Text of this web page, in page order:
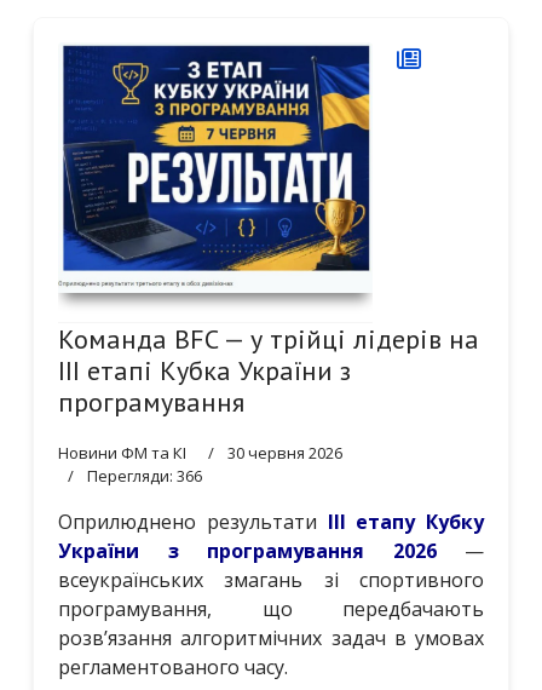
1
5
8
Команда BFC — у трійці лідерів на
III етапі Кубка України з
програмування
Новини ФМ та КІ
30 червня 2026
Перегляди: 366
Оприлюднено результати ІІІ етапу Кубку
України з програмування 2026
—
всеукраїнських змагань зі спортивного
програмування, що передбачають
розв’язання алгоритмічних задач в умовах
регламентованого часу.